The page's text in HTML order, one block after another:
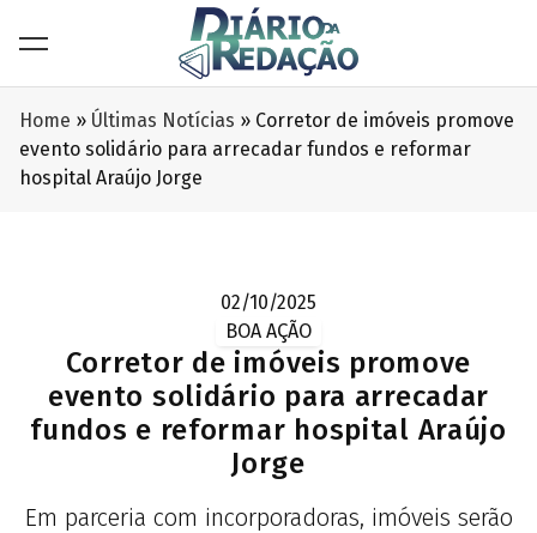
Home » Últimas Notícias » Corretor de imóveis promove
evento solidário para arrecadar fundos e reformar
hospital Araújo Jorge
02/10/2025
BOA AÇÃO
Corretor de imóveis promove
evento solidário para arrecadar
fundos e reformar hospital Araújo
Jorge
Em parceria com incorporadoras, imóveis serão